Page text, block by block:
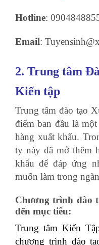
Hotline:
Email:
2. Trung tâm
Kiến tập
Trung tâm đào tạo
điểm ban đầu là
hàng xuất khẩu.
ty này đã mở thêm
khẩu để đáp ứng
muốn làm trong
Chương trình đào
đến mục tiêu:
Trung tâm Kiến
chương trình đào